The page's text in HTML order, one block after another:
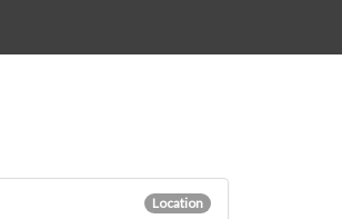
Location